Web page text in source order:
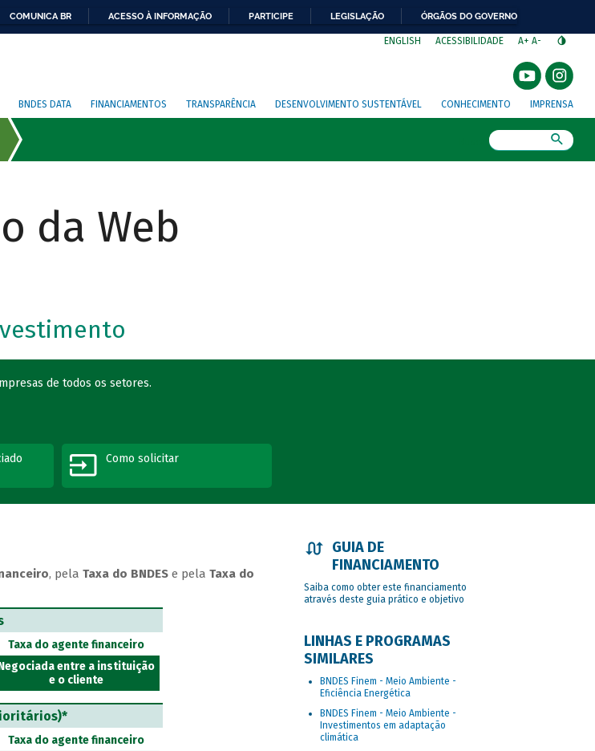
COMUNICA BR ACESSO À INFORMAÇÃO PARTICIPE LEGISLAÇÃO ÓRGÃOS DO GOVERNO
ENGLISH ACESSIBILIDADE A+ A-
BNDES DATA FINANCIAMENTOS TRANSPARÊNCIA DESENVOLVIMENTO SUSTENTÁVEL CONHECIMENTO IMPRENSA
da Web
de todos os setores.
Como solicitar
, pelaTaxa do BNDES e pelaTaxa do
Taxa do agente financeiro
entre a instituição
e o cliente
Taxa do agente financeiro
GUIA DE
FINANCIAMENTO
Saiba como obter este financiamento
através deste guia prático e objetivo
LINHAS E PROGRAMAS
SIMILARES
BNDES Finem - Meio Ambiente -
Eficiência Energética
BNDES Finem - Meio Ambiente -
Investimentos em adaptação
climática